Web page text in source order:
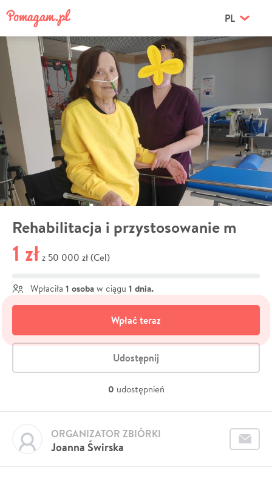
PL
Rehabilitacja i przystosowanie m
1 zł z 50 000 zł (Cel)
Wpłaciła 1 osoba w ciągu 1 dnia.
Wpłać teraz
Udostępnij
0 udostępnień
Joanna Świrska
ORGANIZATOR ZBIÓRKI